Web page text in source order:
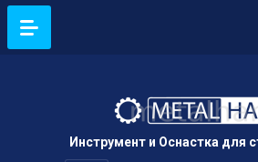
Инструмент и Оснастка для